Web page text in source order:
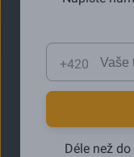
na pár kliknutí
a vydělávejte
S Rentiérem máte
jako jste vy, na
Bez starostí. | Do
Déle než